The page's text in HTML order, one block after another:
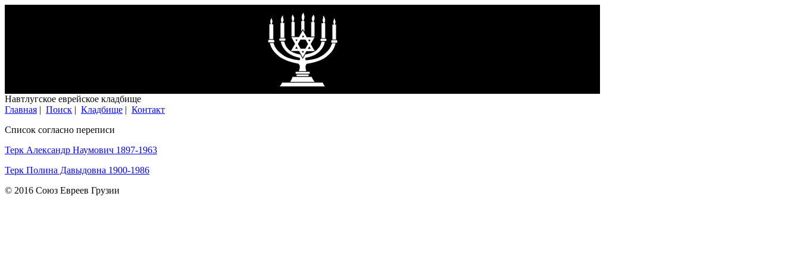
Навтлугское еврейское кладбище
Главная | Поиск | Кладбище | Контакт
Список согласно переписи
Терк Александр Наумович 1897-1963
Терк Полина Давыдовна 1900-1986
© 2016 Союз Евреев Грузии